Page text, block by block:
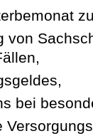
von
bei